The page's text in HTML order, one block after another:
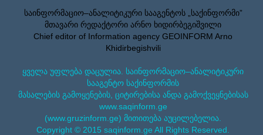
საინფორმაციო–ანალიტიკური სააგენტოს „საქინფორმი”
მთავარი რედაქტორი არნო ხიდირბეგიშვილი
Chief editor of Information agency GEOINFORM Arno
Khidirbegishvili
ყველა უფლება დაცულია. საინფორმაციო–ანალიტიკური
სააგენტო საქინფორმის
მასალების გამოყენების, ციტირებისა ანდა გამოქვეყნებისას
www.saqinform.ge
(www.gruzinform.ge) მითითება აუცილებელია.
Copyright © 2015 saqinform.ge All Rights Reserved.